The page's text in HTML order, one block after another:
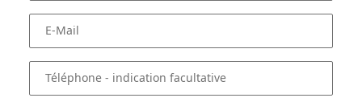
E-Mail
Téléphone - indication facultative